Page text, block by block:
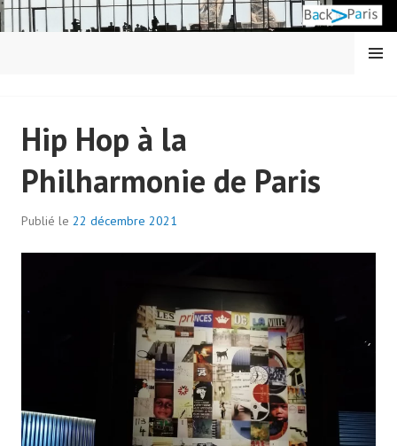
Aller
au
MENU
Hip Hop à la
Philharmonie de Paris
Publié le 22 décembre 2021
d
m
n
7
0
7